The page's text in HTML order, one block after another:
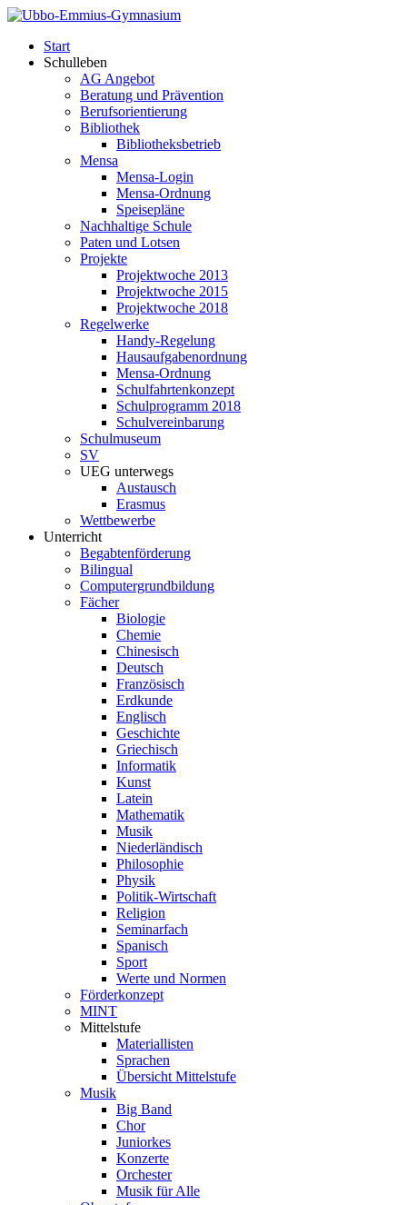
Start
Schulleben
AG Angebot
Beratung und Prävention
Berufsorientierung
Bibliothek
Bibliotheksbetrieb
Mensa
Mensa-Login
Mensa-Ordnung
Speisepläne
Nachhaltige Schule
Paten und Lotsen
Projekte
Projektwoche 2013
Projektwoche 2015
Projektwoche 2018
Regelwerke
Handy-Regelung
Hausaufgabenordnung
Mensa-Ordnung
Schulfahrtenkonzept
Schulprogramm 2018
Schulvereinbarung
Schulmuseum
SV
UEG unterwegs
Austausch
Erasmus
Wettbewerbe
Unterricht
Begabtenförderung
Bilingual
Computergrundbildung
Fächer
Biologie
Chemie
Chinesisch
Deutsch
Französisch
Erdkunde
Englisch
Geschichte
Griechisch
Informatik
Kunst
Latein
Mathematik
Musik
Niederländisch
Philosophie
Physik
Politik-Wirtschaft
Religion
Seminarfach
Spanisch
Sport
Werte und Normen
Förderkonzept
MINT
Mittelstufe
Materiallisten
Sprachen
Übersicht Mittelstufe
Musik
Big Band
Chor
Juniorkes
Konzerte
Orchester
Musik für Alle